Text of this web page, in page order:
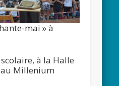
mai » à
à la Halle
Millenium